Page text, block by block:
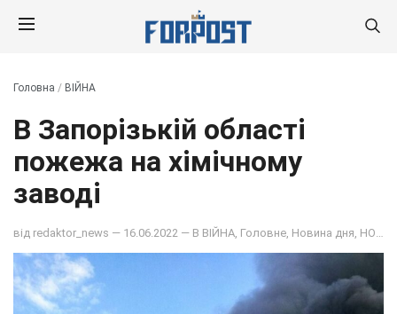
Головна / ВІЙНА
В Запорізькій області
пожежа на хімічному
заводі
від redaktor_news — 16.06.2022 — В ВІЙНА Головне Новина дня НОВИНИ